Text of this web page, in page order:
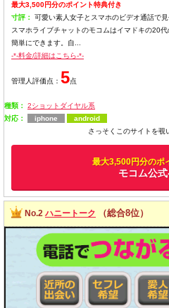
最大3,500円分のポイント特典付き
寸評：
可愛い素人女子とスマホのビデオ通話で
スマホライブチャットのモコムはイマドキの20
簡単にできます。自...
-*-料金/詳細はこちら-*-
管理人評価点： 5点
種類：
2ショットダイヤル系
対応：
iphone
android
さっそくこのサイトを覗
最大3,500円分のポ
モコム公
No.2 ハニートーク （総合8位）